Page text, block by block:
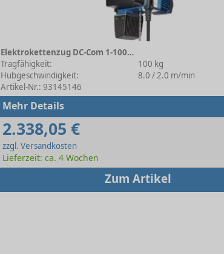
Elektrokettenzug DC-Com 1-100 1/1 H4 V8/2
Tragfähigkeit:
100 kg
Hubgeschwindigkeit:
8.0 / 2.0 m/min
Artikel-Nr.: 93145146
Mehr Details
2.338,05 €
zzgl. Versandkosten
Lieferzeit: ca. 4 Wochen
Zum Artikel